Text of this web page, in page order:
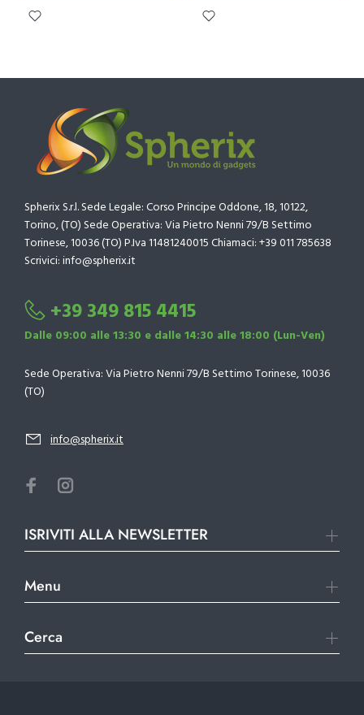
Spherix S.r.l. Sede Legale: Corso Principe Oddone, 18, 10122,
Torino, (TO) Sede Operativa: Via Pietro Nenni 79/B Settimo
Torinese, 10036 (TO) P.Iva 11481240015 Chiamaci: +39 011 785638
Scrivici: info@spherix.it
+39 349 815 4415
Dalle 09:00 alle 13:30 e dalle 14:30 alle 18:00 (Lun-Ven)
Sede Operativa: Via Pietro Nenni 79/B Settimo Torinese, 10036
(TO)
info@spherix.it
ISRIVITI ALLA NEWSLETTER
Menu
Cerca